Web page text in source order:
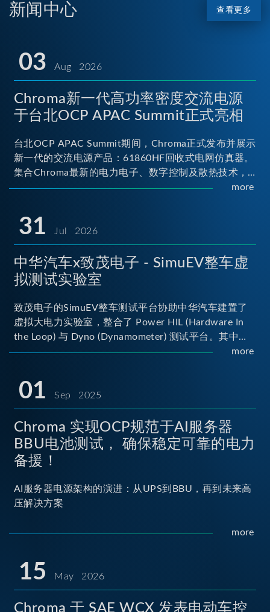
新闻中心 查看更多
03 Aug 2026
Chroma新一代高功率密度交流电源
于台北OCP APAC Summit正式亮相
台北OCP APAC Summit期间，Chroma正式发布并展示
新一代的交流电源产品：61860HF回收式电网仿真器。
集合Chroma最新的电力电子、数字控制及散热技术，
实现5U高度具备最大60kVA功率输出能力，为业界指针
more
31 Jul 2026
中华汽车x致茂电子 - SimuEV整车虚
拟测试实验室
致茂电子的SimuEV整车测试平台协助中华汽车建置了
虚拟大电力实验室，整合了 Power HIL (Hardware In
the Loop) 与 Dyno (Dynamometer) 测试平台。其中
Power HIL 建立OBC (Onboard Charger) 与 DC/DC转
马达待测物重现车辆行驶时的负载工况...
more
01 Sep 2025
Chroma 实现OCP规范于AI服务器
BBU电池测试， 确保稳定可靠的电力
备援！
AI服务器电源架构的演进：从UPS到BBU，再到未来高
压解决方案
more
15 May 2026
Chroma 于 SAE WCX 发表电动车控